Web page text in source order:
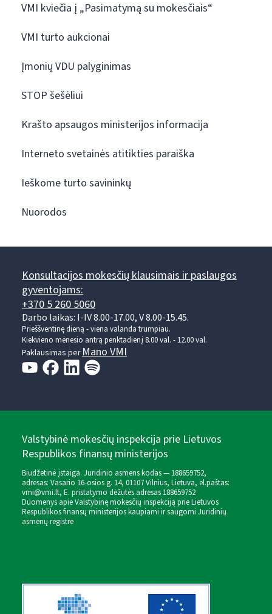
VMI kviečia į „Pasimatymą su mokesčiais“
VMI turto aukcionai
Įmonių VDU palyginimas
STOP šešėliui
Krašto apsaugos ministerijos informacija
Interneto svetainės atitikties paraiška
Ieškome turto savininkų
Nuorodos
Konsultacijos mokesčių klausimais ir paslaugos
gyventojams:
+370 5 260 5060
Darbo laikas: I-IV 8.00-17.00, V 8.00-15.45.
Prieššventinę dieną - viena valanda trumpiau.
Kiekvieno mėnesio antrą penktadienį 8.00 val. - 12.00 val.
Paklausimas perMano VMI
Valstybinė mokesčių inspekcija prie Lietuvos
Respublikos finansų ministerijos
Biudžetinė įstaiga. Juridinio asmens kodas — 188659752,
adresas: Vasario 16-osios g. 14, 01107 Vilnius, Lietuva, el.paštas:
vmi@vmi.lt, E. pristatymo dėžutės adresas 188659752
Duomenys apie Valstybinę mokesčių inspekciją prie Lietuvos
Respublikos finansų ministerijos kaupiami ir saugomi Juridinių
asmenų registre